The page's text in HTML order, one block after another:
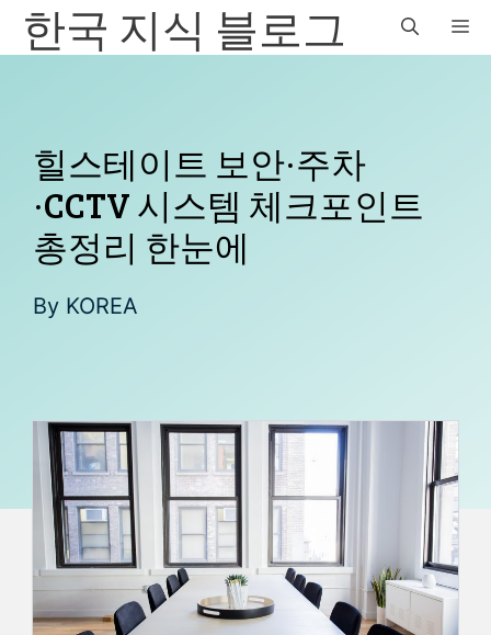
한국 지식 블로그
힐스테이트 보안·주차
·CCTV 시스템 체크포인트
총정리 한눈에
By KOREA